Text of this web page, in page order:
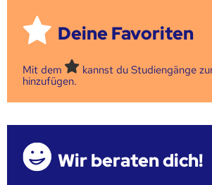
Deine Favoriten
Mit dem
kannst du Studiengänge
hinzufügen.
Wir beraten dich!